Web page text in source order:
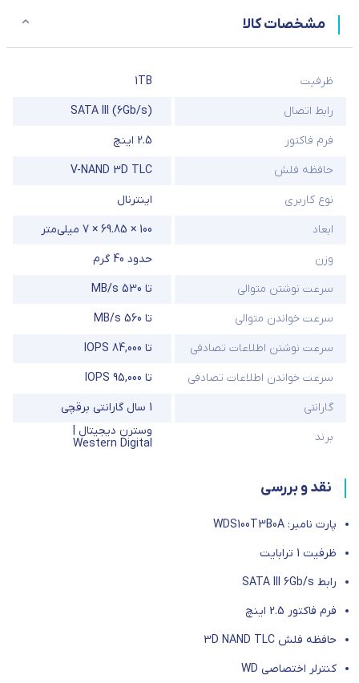
مشخصات کالا
ظرفیت
1TB
رابط اتصال
SATA III (6Gb/s)
فرم فاکتور
2.5 اینچ
حافظه فلش
V-NAND 3D TLC
نوع کاربری
اینترنال
ابعاد
100 × 69.85 × 7 میلی‌متر
وزن
حدود 40 گرم
سرعت نوشتن متوالی
تا 530 MB/s
سرعت خواندن متوالی
تا 560 MB/s
سرعت نوشتن اطلاعات تصادفی
تا 84,000 IOPS
سرعت خواندن اطلاعات تصادفی
تا 95,000 IOPS
گارانتی
1 سال گارانتی برقچی
برند
وسترن دیجیتال |
Western Digital
نقد و بررسی
پارت نامبر: WDS100T3B0A
ظرفیت 1 ترابایت
رابط SATA III 6Gb/s
فرم فاکتور 2.5 اینچ
حافظه فلش 3D NAND TLC
کنترلر اختصاصی WD